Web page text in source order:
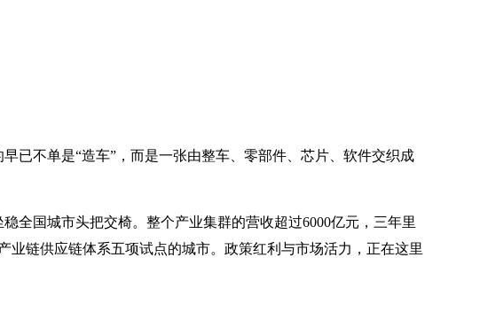
已不单是“造车”，而是一张由整车、零部件、芯片、软件交织成
全国城市头把交椅。整个产业集群的营收超过6000亿元，三年里
链供应链体系五项试点的城市。政策红利与市场活力，正在这里